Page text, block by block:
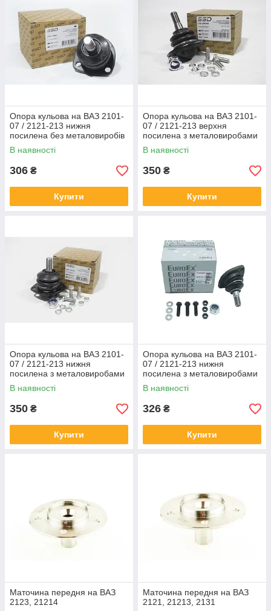
Опора кульова на ВАЗ 2101-
07 / 2121-213 нижня
посилена без металовиробів
SSD
В наявності
306 ₴
Купити
Опора кульова на ВАЗ 2101-
07 / 2121-213 верхня
посилена з металовиробами
SSD
В наявності
350 ₴
Купити
Опора кульова на ВАЗ 2101-
07 / 2121-213 нижня
посилена з металовиробами
SSD
В наявності
350 ₴
Купити
Опора кульова на ВАЗ 2101-
07 / 2121-213 нижня
посилена з металовиробами
EuroEX
В наявності
326 ₴
Купити
Маточина передня на ВАЗ
2123, 21214
Маточина передня на ВАЗ
2121, 21213, 2131